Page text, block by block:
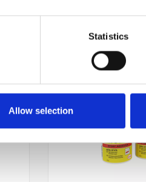
Statistics
Allow selection
Sprzedaż w
DO